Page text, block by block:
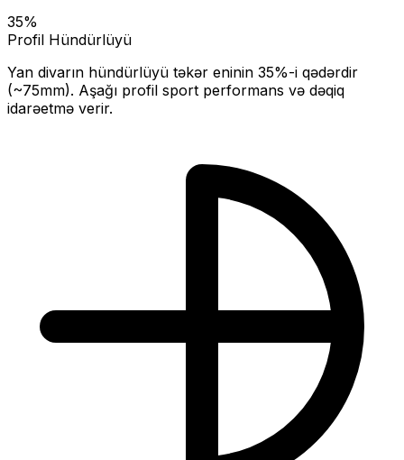
35%
Profil Hündürlüyü
Yan divarın hündürlüyü təkər eninin 35%-i qədərdir
(~75mm). Aşağı profil sport performans və dəqiq
idarəetmə verir.